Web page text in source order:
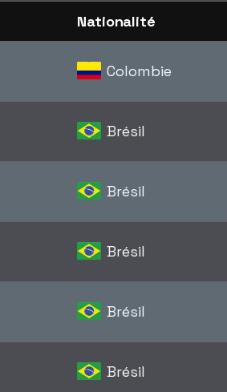
Nationalité
Colombie
Brésil
Brésil
Brésil
Brésil
Brésil